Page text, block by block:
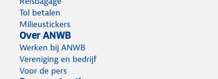
Tol betalen
Milieustickers
Over ANWB
Werken bij ANWB
Vereniging en bedrijf
Voor de pers